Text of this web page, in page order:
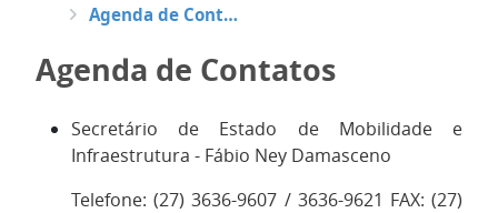
Agenda de Contatos
Agenda de Contatos
Secretário de Estado de Mobilidade e
Infraestrutura - Fábio Ney Damasceno
Telefone: (27) 3636-9607 / 3636-9621 FAX: (27)